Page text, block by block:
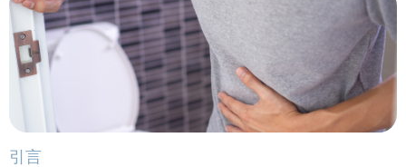
讓我們與你並肩而行。
擁抱每刻，留住這愛。
輕鬆一下，充下電啦！
引言